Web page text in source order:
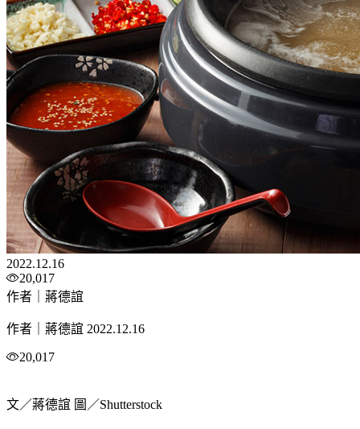
2022.12.16
20,017
作者｜蔣德誼
作者｜蔣德誼 2022.12.16
20,017
文／蔣德誼 圖／Shutterstock